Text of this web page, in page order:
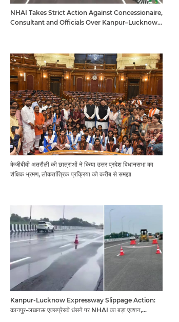
NHAI Takes Strict Action Against Concessionaire,
Consultant and Officials Over Kanpur–Lucknow
केजीबीवी अतरौली की छात्राओं ने किया उत्तर प्रदेश विधानसभा का
शैक्षिक भ्रमण, लोकतांत्रिक प्रक्रिया को करीब से समझा
Kanpur-Lucknow Expressway Slippage Action:
कानपुर-लखनऊ एक्सप्रेसवे धंसने पर NHAI का बड़ा एक्शन,